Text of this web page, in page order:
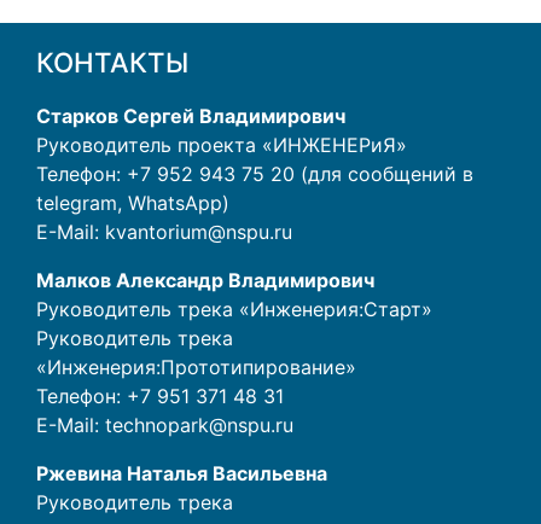
КОНТАКТЫ
Старков Сергей Владимирович
Руководитель проекта «ИНЖЕНЕРиЯ»
Телефон: +7 952 943 75 20 (для сообщений в
telegram, WhatsApp)
E-Mail: kvantorium@nspu.ru
Малков Александр Владимирович
Руководитель трека «Инженерия:Старт»
Руководитель трека
«Инженерия:Прототипирование»
Телефон: +7 951 371 48 31
E-Mail: technopark@nspu.ru
Ржевина Наталья Васильевна
Руководитель трека